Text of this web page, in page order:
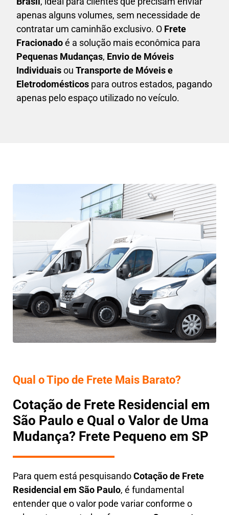
apenas alguns volumes, sem necessidade de
contratar um caminhão exclusivo. O Frete
Fracionadoé a solução mais econômica para
Pequenas Mudanças, Envio de Móveis
Individuaisou Transporte de Móveis e
Eletrodomésticos para outros estados, pagando
apenas pelo espaço utilizado no veículo.
Qual o Tipo de Frete Mais Barato?
Cotação de Frete Residencial em
São Paulo e Qual o Valor de Uma
Mudança? Frete Pequeno em SP
Para quem está pesquisandoCotação de Frete
Residencial em São Paulo, é fundamental
entender que o valor pode variar conforme o